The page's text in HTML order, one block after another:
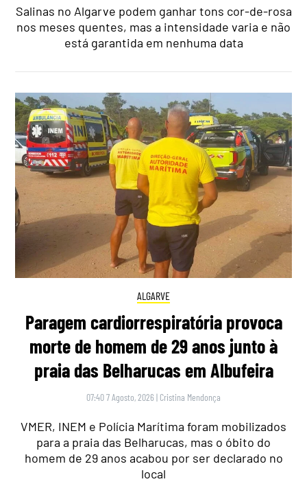
Salinas no Algarve podem ganhar tons cor-de-rosa
nos meses quentes, mas a intensidade varia e não
está garantida em nenhuma data
ALGARVE
Paragem cardiorrespiratória provoca
morte de homem de 29 anos junto à
praia das Belharucas em Albufeira
07:40 7 Agosto, 2026 | Cristina Mendonça
VMER, INEM e Polícia Marítima foram mobilizados
para a praia das Belharucas, mas o óbito do
homem de 29 anos acabou por ser declarado no
local